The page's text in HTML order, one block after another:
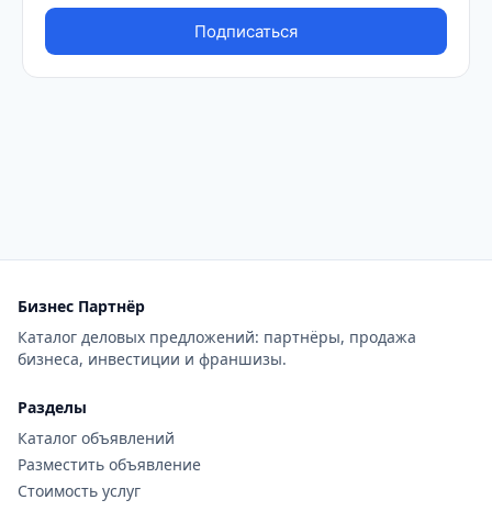
Бизнес Партнёр
Каталог деловых предложений: партнёры, продажа
бизнеса, инвестиции и франшизы.
Разделы
Каталог объявлений
Разместить объявление
Стоимость услуг